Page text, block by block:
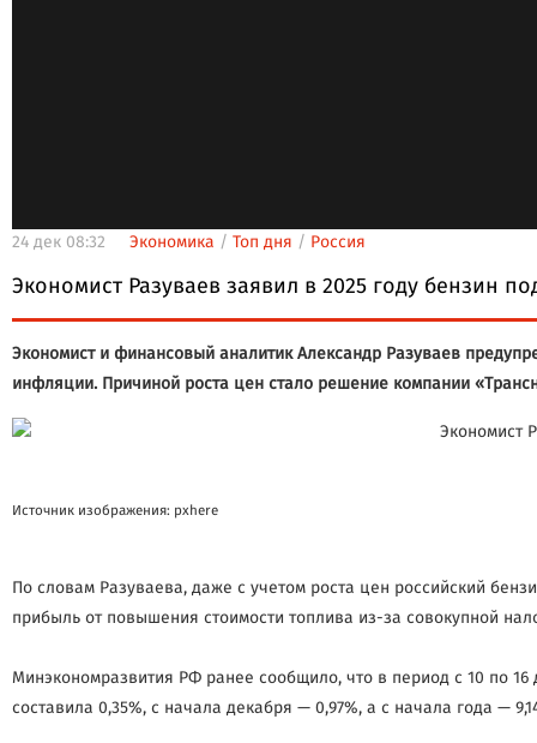
24 дек 08:32 Экономика / Топ дня / Россия
Экономист Разуваев заявил в 2025 году бензин
Экономист и финансовый аналитик Александр Разуваев
инфляции. Причиной роста цен стало решение компании
Источник изображения: pxhere
По словам Разуваева, даже с учетом роста цен российский
прибыль от повышения стоимости топлива из-за совокупной
Минэкономразвития РФ ранее сообщило, что в период с 10 по
составила 0,35%, с начала декабря — 0,97%, а с начала года —